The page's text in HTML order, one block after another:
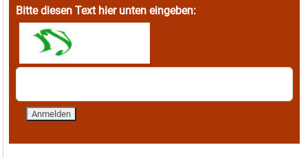
Bitte diesen Text hier unten eingeben: